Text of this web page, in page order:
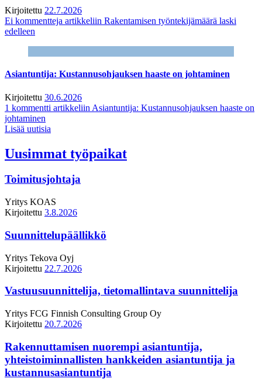
Kirjoitettu 22.7.2026
Ei kommentteja artikkeliin Rakentamisen työntekijämäärä laski
edelleen
Asiantuntija: Kustannusohjauksen haaste on johtaminen
Kirjoitettu 30.6.2026
1 kommentti artikkeliin Asiantuntija: Kustannusohjauksen haaste on
johtaminen
Lisää uutisia
Uusimmat työpaikat
Toimitusjohtaja
Yritys KOAS
Kirjoitettu 3.8.2026
Suunnittelupäällikkö
Yritys Tekova Oyj
Kirjoitettu 22.7.2026
Vastuusuunnittelija, tietomallintava suunnittelija
Yritys FCG Finnish Consulting Group Oy
Kirjoitettu 20.7.2026
Rakennuttamisen nuorempi asiantuntija,
yhteistoiminnallisten hankkeiden asiantuntija ja
kustannusasiantuntija